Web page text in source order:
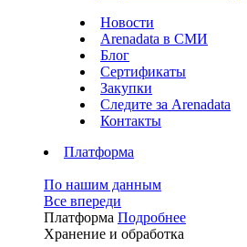
Новости
Arenadata в СМИ
Блог
Сертификаты
Закупки
Следите за Аrenadata
Контакты
Платформа
По нашим данным
Все впереди
Платформа Подробнее
Хранение и обработка